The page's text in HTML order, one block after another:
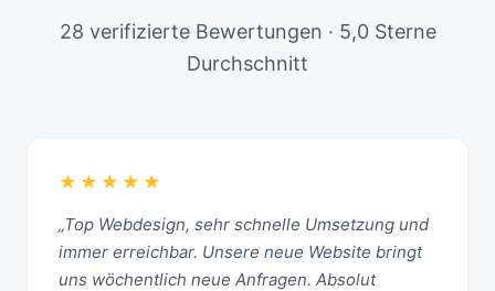
28 verifizierte Bewertungen · 5,0 Sterne
Durchschnitt
★★★★★
„Top Webdesign, sehr schnelle Umsetzung und
immer erreichbar. Unsere neue Website bringt
uns wöchentlich neue Anfragen. Absolut